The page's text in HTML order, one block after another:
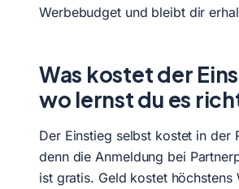
Werbebudget und bleibt dir
Was kostet der
wo lernst du es
Der Einstieg selbst kostet in der
denn die Anmeldung bei
ist gratis. Geld kostet höchstens